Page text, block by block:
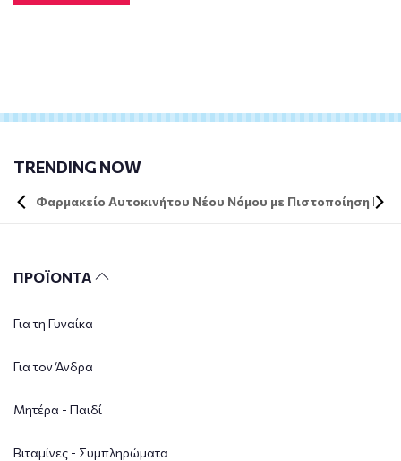
TRENDING NOW
Φαρμακείο Αυτοκινήτου Νέου Νόμου με Πιστοποίηση DIN
ΠΡΟΪΟΝΤΑ
Για τη Γυναίκα
Για τον Άνδρα
Μητέρα - Παιδί
Βιταμίνες - Συμπληρώματα